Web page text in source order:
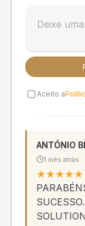
Aceito a
ANTÓNIO
1 mês atrás
★★★★★